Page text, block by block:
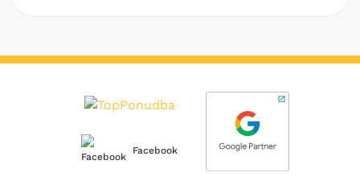
Facebook